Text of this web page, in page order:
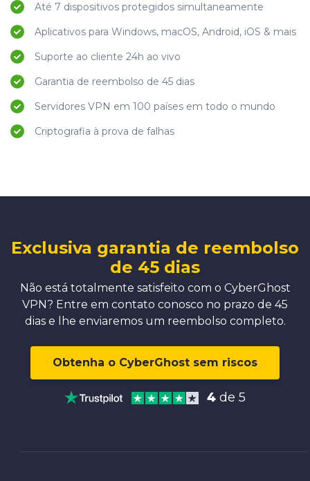
Até 7 dispositivos protegidos simultaneamente
Aplicativos para Windows, macOS, Android, iOS & mais
Suporte ao cliente 24h ao vivo
Garantia de reembolso de 45 dias
Servidores VPN em 100 países em todo o mundo
Criptografia à prova de falhas
Exclusiva garantia de reembolso
de 45 dias
Não está totalmente satisfeito com o CyberGhost
VPN? Entre em contato conosco no prazo de 45
dias e lhe enviaremos um reembolso completo.
Obtenha o CyberGhost sem riscos
4 de 5